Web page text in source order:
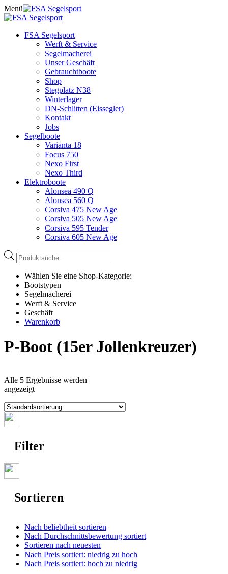
Skip
to
Menü
FSA Segelsport
Werft & Service
Segelmacherei
Unser Geschäft
Gebrauchtboote
Shop
Stegplatz N38
Winterlager
DN-Schlitten (Eissegler)
Kontakt
Jobs
Segelboote
Varianta 18
Focus 750
Nexo First
Nexo Third
Elektroboote
Alonsea 490 Q
Alonsea 560 Q
Corsiva 475 New Age
Corsiva 505 New Age
Corsiva 595 Tender
Corsiva 605 New Age
Products
search
Wählen Sie eine Shop-Kategorie:
Bootstypen
Segelmacherei
Werft & Service
Geschäft
Warenkorb
P-Boot (15er Jollenkreuzer)
Alle 5 Ergebnisse werden
angezeigt
Filter
Sortieren
Nach beliebtheit sortieren
Nach Durchschnittsbewertung sortiert
Sortieren nach neuesten
Nach Preis sortiert: niedrig zu hoch
Nach Preis sortiert: hoch zu niedrig